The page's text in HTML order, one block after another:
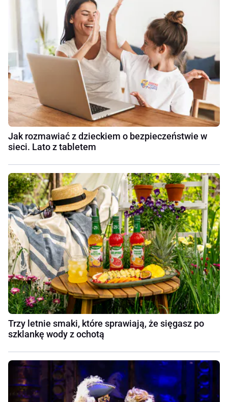
Jak rozmawiać z dzieckiem o bezpieczeństwie w
sieci. Lato z tabletem
Trzy letnie smaki, które sprawiają, że sięgasz po
szklankę wody z ochotą